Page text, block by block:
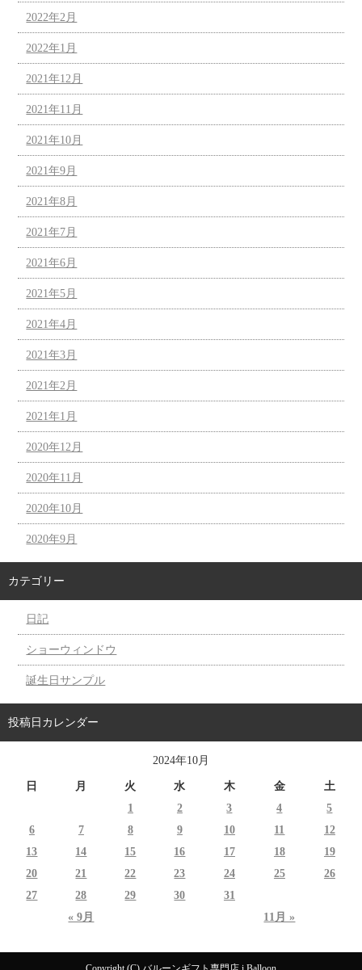
2022年2月
2022年1月
2021年12月
2021年11月
2021年10月
2021年9月
2021年8月
2021年7月
2021年6月
2021年5月
2021年4月
2021年3月
2021年2月
2021年1月
2020年12月
2020年11月
2020年10月
2020年9月
カテゴリー
日記
ショーウィンドウ
誕生日サンプル
投稿日カレンダー
2024年10月
日 月 火 水 木 金 土
« 9月 11月 »
1 2 3 4
5
6
7 8 9 10 11
12
13
14 15 16 17 18
19
20
21 22 23 24 25
26
27
28 29 30 31